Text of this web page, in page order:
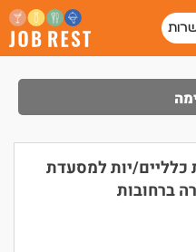
כלליים/יות למסעדת
ברחובות